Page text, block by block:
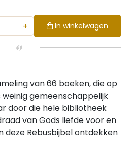
+ In winkelwagen
van 66 boeken, die op
gemeenschappelijk
door die hele bibliotheek
van Gods liefde voor en
deze Rebusbijbel ontdekken